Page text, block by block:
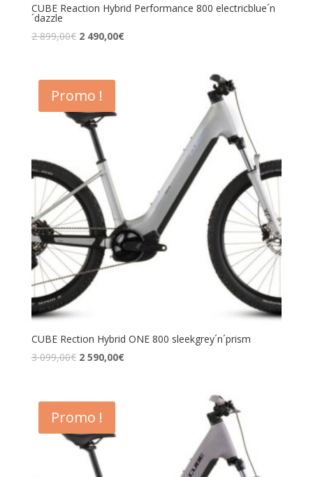
CUBE Reaction Hybrid Performance 800 electricblue´n
´dazzle
2 899,00€ 2 490,00€
Promo !
CUBE Rection Hybrid ONE 800 sleekgrey´n´prism
3 099,00€ 2 590,00€
Promo !